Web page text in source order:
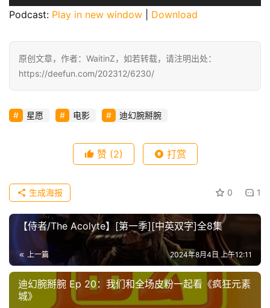
页
微
博
注册
频
放
Podcast: Play in new window Download
原创文章，作者：WaitinZ，如若转载，请注明出处：
https://deefun.com/202312/6230/
星愿 电影 迪幻腕掰腕
赞 (2) 打赏
0 1
生成海报
【侍者/The Acolyte】[第一季][中英双字]全8集
上一篇 2024年8月4日 上午12:11
迪幻腕掰腕 Ep 20：我们和全场皮粉一起看《疯狂元素
城》